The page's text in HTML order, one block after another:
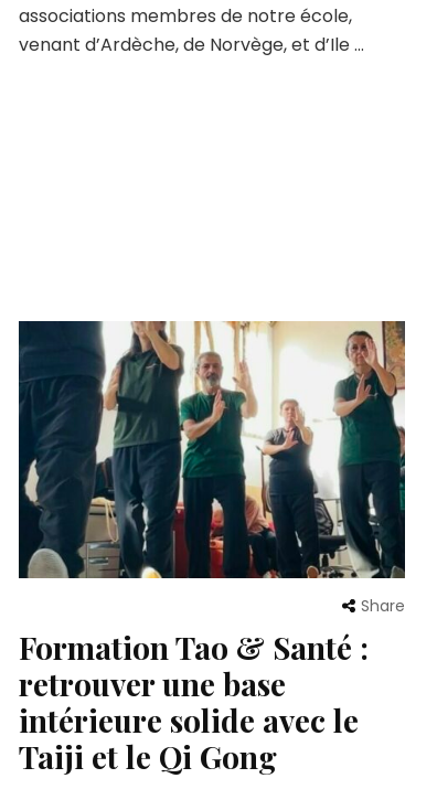
associations membres de notre école,
venant d’Ardèche, de Norvège, et d’Ile …
Share
Formation Tao & Santé :
retrouver une base
intérieure solide avec le
Taiji et le Qi Gong